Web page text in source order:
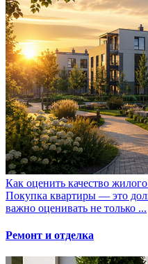
Как оценить качество
Покупка квартиры — это
важно оценивать не только ...
Ремонт и отделка